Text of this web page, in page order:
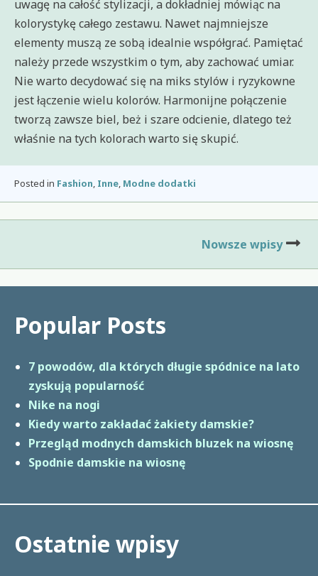
uwagę na całość stylizacji, a dokładniej mówiąc na
kolorystykę całego zestawu. Nawet najmniejsze
elementy muszą ze sobą idealnie współgrać. Pamiętać
należy przede wszystkim o tym, aby zachować umiar.
Nie warto decydować się na miks stylów i ryzykowne
jest łączenie wielu kolorów. Harmonijne połączenie
tworzą zawsze biel, beż i szare odcienie, dlatego też
właśnie na tych kolorach warto się skupić.
Posted in Fashion, Inne, Modne dodatki
po
wpisach
Nowsze wpisy
Popular Posts
7 powodów, dla których długie spódnice na lato
zyskują popularność
Nike na nogi
Kiedy warto zakładać żakiety damskie?
Przegląd modnych damskich bluzek na wiosnę
Spodnie damskie na wiosnę
Ostatnie wpisy